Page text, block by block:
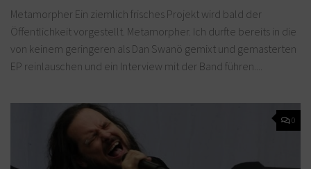
Metamorpher Ein ziemlich frisches Projekt wird bald der
Öffentlichkeit vorgestellt. Metamorpher. Ich durfte bereits in die
von keinem geringeren als Dan Swanö gemixt und gemasterten
EP reinlauschen und ein Interview mit der Band führen....
0